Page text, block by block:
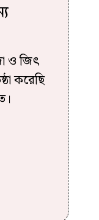
ও জিৎ
করেছি